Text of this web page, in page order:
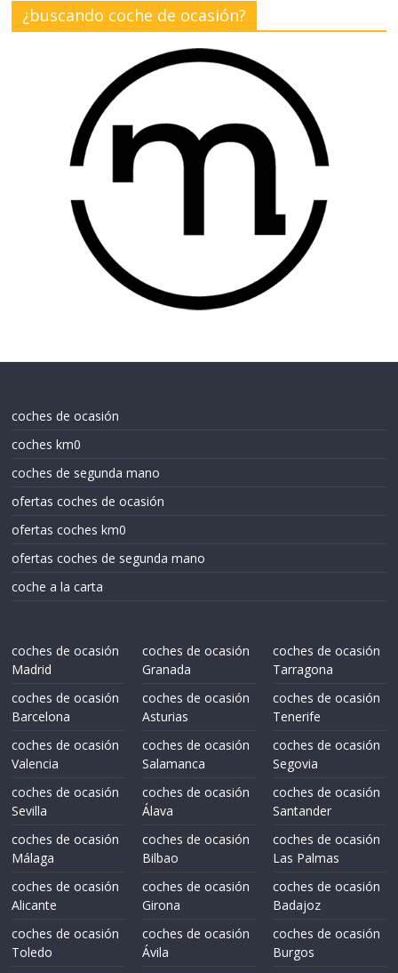
¿buscando coche de ocasión?
coches de ocasión
coches km0
coches de segunda mano
ofertas coches de ocasión
ofertas coches km0
ofertas coches de segunda mano
coche a la carta
coches de ocasión
Madrid
coches de ocasión
Barcelona
coches de ocasión
Valencia
coches de ocasión
Sevilla
coches de ocasión
Málaga
coches de ocasión
Alicante
coches de ocasión
Toledo
coches de ocasión
Granada
coches de ocasión
Asturias
coches de ocasión
Salamanca
coches de ocasión
Álava
coches de ocasión
Bilbao
coches de ocasión
Girona
coches de ocasión
Ávila
coches de ocasión
Tarragona
coches de ocasión
Tenerife
coches de ocasión
Segovia
coches de ocasión
Santander
coches de ocasión
Las Palmas
coches de ocasión
Badajoz
coches de ocasión
Burgos